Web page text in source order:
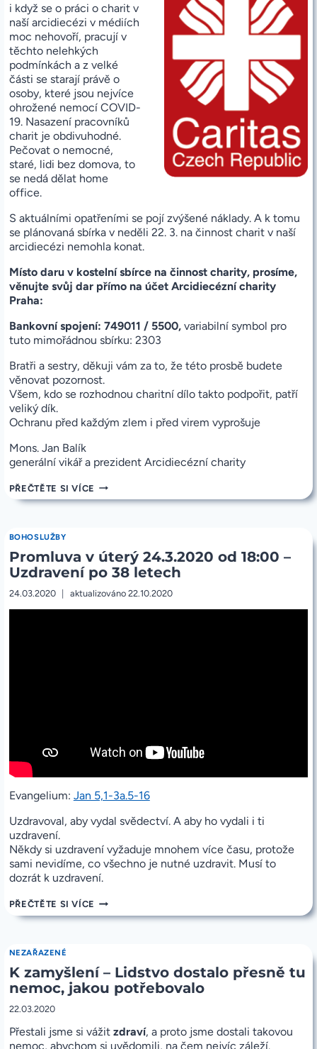
i když se o práci o charit v
naší arcidiecézi v médiích
moc nehovoří, pracují v
těchto nelehkých
podmínkách a z velké
části se starají právě o
osoby, které jsou nejvíce
ohrožené nemocí COVID-
19. Nasazení pracovníků
charit je obdivuhodné.
Pečovat o nemocné,
staré, lidi bez domova, to
se nedá dělat home
office.
S aktuálními opatřeními se pojí zvýšené náklady. A k tomu
se plánovaná sbírka v neděli 22. 3. na činnost charit v naší
arcidiecézi nemohla konat.
Místo daru v kostelní sbírce na činnost charity, prosíme,
věnujte svůj dar přímo na účet Arcidiecézní charity
Praha:
Bankovní spojení: 749011 / 5500, variabilní symbol pro
tuto mimořádnou sbírku: 2303
Bratři a sestry, děkuji vám za to, že této prosbě budete
věnovat pozornost.
Všem, kdo se rozhodnou charitní dílo takto podpořit, patří
veliký dík.
Ochranu před každým zlem i před virem vyprošuje
Mons. Jan Balík
generální vikář a prezident Arcidiecézní charity
PŘEČTĚTE SI VÍCE SBÍRKA
BOHOSLUŽBY
Promluva v úterý 24.3.2020 od 18:00 –
Uzdravení po 38 letech
24.03.2020 aktualizováno 22.10.2020
Evangelium: Jan 5,1-3a.5-16
Uzdravoval, aby vydal svědectví. A aby ho vydali i ti
uzdravení.
Někdy si uzdravení vyžaduje mnohem více času, protože
sami nevidíme, co všechno je nutné uzdravit. Musí to
dozrát k uzdravení.
PŘEČTĚTE SI VÍCE PROMLUVA
–
UZDRAVENÍ
PO
NEZAŘAZENÉ
K zamyšlení – Lidstvo dostalo přesně tu
nemoc, jakou potřebovalo
22.03.2020
Přestali jsme si vážit zdraví, a proto jsme dostali takovou
nemoc, abychom si uvědomili, na čem nejvíc záleží.